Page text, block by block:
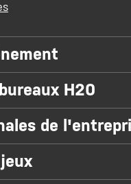
H20
de